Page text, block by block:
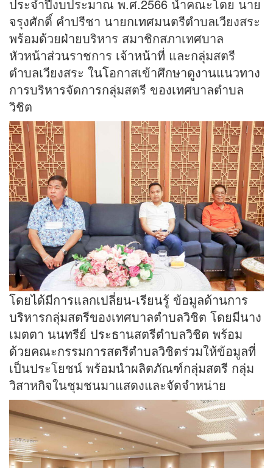
ประจำปีงบประมาณ พ.ศ.2566 นำคณะโดย นาย
จรุงศักดิ์ คำปรีชา นายกเทศมนตรีตำบลเวียงสระ
พร้อมด้วยฝ่ายบริหาร สมาชิกสภาเทศบาล
หัวหน้าส่วนราชการ เจ้าหน้าที่ และกลุ่มสตรี
ตำบลเวียงสระ ในโอกาสเข้าศึกษาดูงานแนวทาง
การบริหารจัดการกลุ่มสตรี ของเทศบาลตำบล
วิชิต
โดยได้มีการแลกเปลี่ยน-เรียนรู้ ข้อมูลด้านการ
บริหารกลุ่มสตรีของเทศบาลตำบลวิชิต โดยมีนาง
เมตตา นนทรีย์ ประธานสตรีตำบลวิชิต พร้อม
ด้วยคณะกรรมการสตรีตำบลวิชิตร่วมให้ข้อมูลที่
เป็นประโยชน์ พร้อมนำผลิตภัณฑ์กลุ่มสตรี กลุ่ม
วิสาหกิจในชุมชนมาแสดงและจัดจำหน่าย